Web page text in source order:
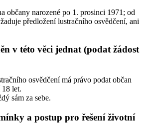
občany narozené po 1. prosinci 1971 ; od
předložení lustračního osvědčení, ani
v této věci jednat (podat žádost
osvědčení má právo podat občan
18 let.
sám za sebe.
a postup pro řešení životní